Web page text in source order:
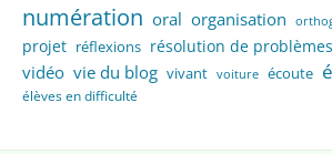
numération oral organisation
projet réflexions résolution de problèmes
vidéo vie du blog vivant voiture écoute
élèves en difficulté